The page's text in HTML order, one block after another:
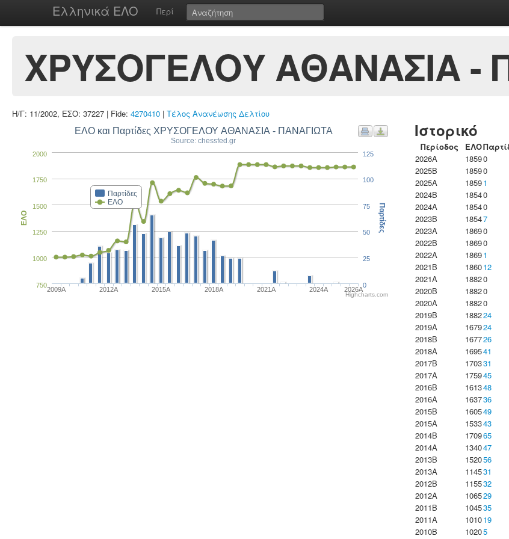
Ελληνικά ΕΛΟ Περί
ΧΡΥΣΟΓΕΛΟΥ ΑΘΑΝΑΣΙΑ -
Η/Γ: 11/2002, ΕΣΟ: 37227 | Fide: 4270410 | Τέλος Ανανέωσης Δελτίου
ΕΛΟ και Παρτίδες ΧΡΥΣΟΓΕΛΟΥ ΑΘΑΝΑΣΙΑ - ΠΑΝΑΓΙΩΤΑ
Source: chessfed.gr
Παρτίδες
ΕΛΟ
2009A 2012A 2015A 2018A 2021A 2024A 2026A
750
1000
1250
1500
1750
2000
ΕΛΟ
0
25
50
75
100
125
Παρτίδες
Highcharts.com
Ιστορικό
Περίοδος ΕΛΟ
2026A
18590
2025B
18590
2025A
18591
2024B
18540
2024A
18540
2023B
18547
2023Α
18690
2022B
18690
2022A
18691
2021B
186012
2021A
18820
2020B
18820
2020A
18820
2019B
188224
2019A
167924
2018B
167726
2018A
169541
2017B
170331
2017A
175945
2016B
161348
2016A
163736
2015B
160549
2015A
153343
2014B
170965
2014A
134047
2013B
152056
2013A
114531
2012B
115532
2012A
106529
2011B
104535
2011A
101019
2010B
10205